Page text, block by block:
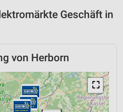
Geschäft in
von Herborn
⛶